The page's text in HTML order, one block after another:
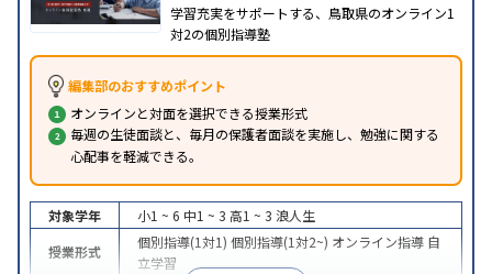
学習充実をサポートする、鳥取県のオンライン1
対2の個別指導塾
編集部のおすすめポイント
オンラインと対面を選択できる授業形式
毎週の生徒面談と、毎月の保護者面談を実施し、勉強に関する
心配事を軽減できる。
対象学年 小1 ~ 6 中1 ~ 3 高1 ~ 3 浪人生
授業形式
個別指導(1対1) 個別指導(1対2~) オンライン指導 自
立学習